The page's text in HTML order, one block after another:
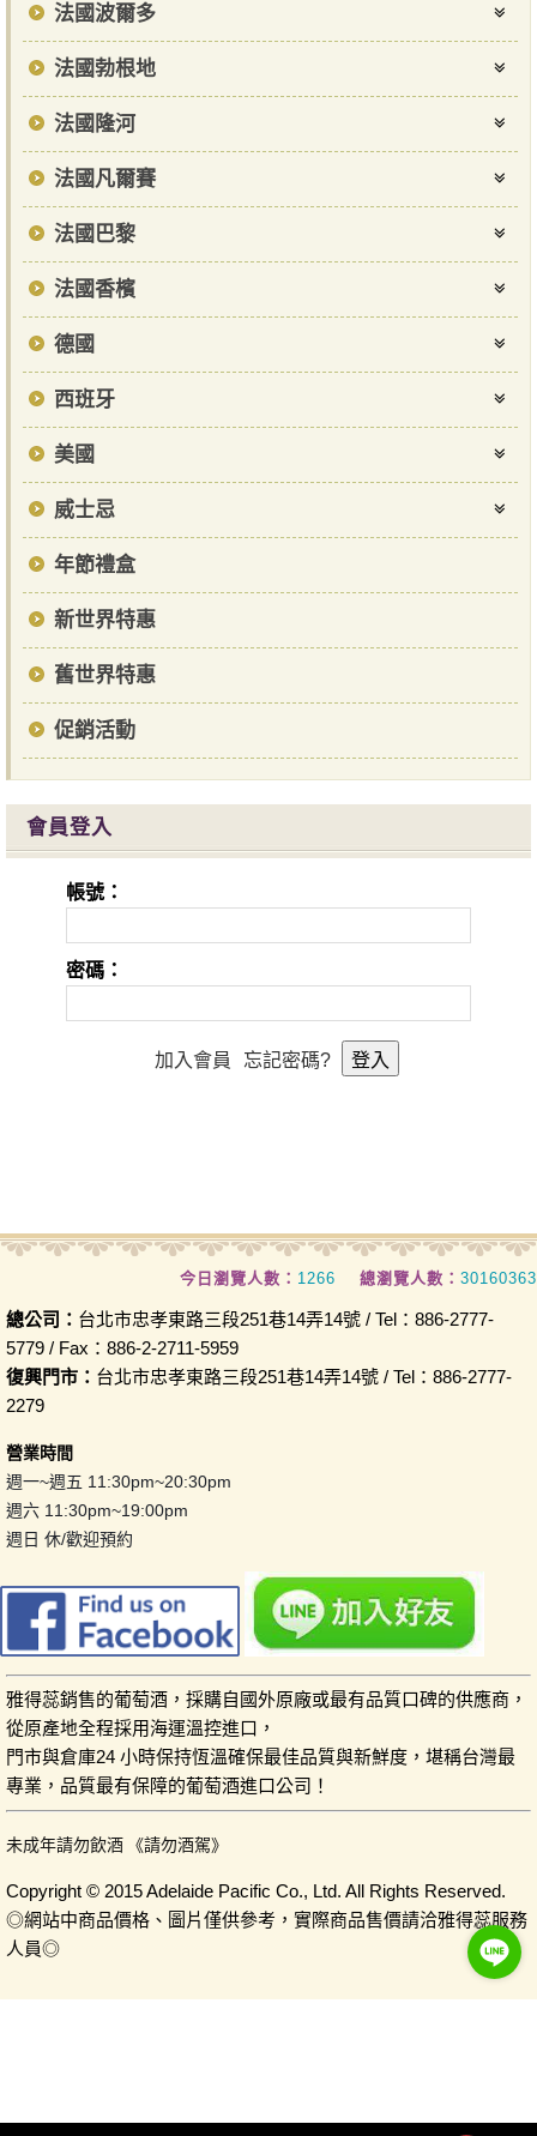
法國波爾多
法國勃根地
法國隆河
法國凡爾賽
法國巴黎
法國香檳
德國
西班牙
美國
威士忌
年節禮盒
新世界特惠
舊世界特惠
促銷活動
會員登入
帳號：
密碼：
加入會員 忘記密碼?
今日瀏覽人數： 1266 總瀏覽人數： 30160363
總公司： 台北市忠孝東路三段251巷14弄14號 / Tel：886-2777-
5779 / Fax：886-2-2711-5959
復興門市： 台北市忠孝東路三段251巷14弄14號 / Tel：886-2777-
2279
營業時間
週一~週五 11:30pm~20:30pm
週六 11:30pm~19:00pm
週日 休/歡迎預約
雅得蕊銷售的葡萄酒，採購自國外原廠或最有品質口碑的供應商，
從原產地全程採用海運溫控進口，
門市與倉庫24 小時保持恆溫確保最佳品質與新鮮度，堪稱台灣最
專業，品質最有保障的葡萄酒進口公司！
未成年請勿飲酒 《請勿酒駕》
Copyright © 2015 Adelaide Pacific Co., Ltd. All Rights Reserved.
◎網站中商品價格、圖片僅供參考，實際商品售價請洽雅得蕊服務
人員◎